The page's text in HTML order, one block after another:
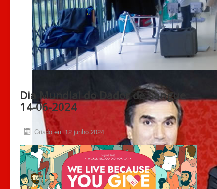
Dia Mundial do Dador de Sangue
14-06-2024
Criado em 12 junho 2024